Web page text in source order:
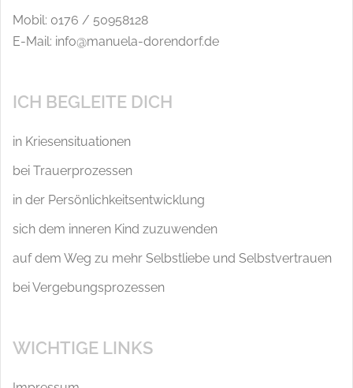
Mobil: 0176 / 50958128
E-Mail: info@manuela-dorendorf.de
ICH BEGLEITE DICH
in Kriesensituationen
bei Trauerprozessen
in der Persönlichkeitsentwicklung
sich dem inneren Kind zuzuwenden
auf dem Weg zu mehr Selbstliebe und Selbstvertrauen
bei Vergebungsprozessen
WICHTIGE LINKS